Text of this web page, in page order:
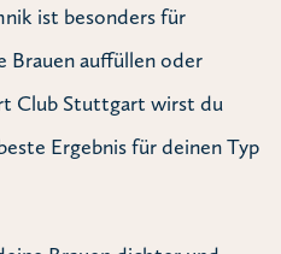
ist besonders für
Brauen auffüllen oder
Club Stuttgart wirst du
Ergebnis für deinen Typ